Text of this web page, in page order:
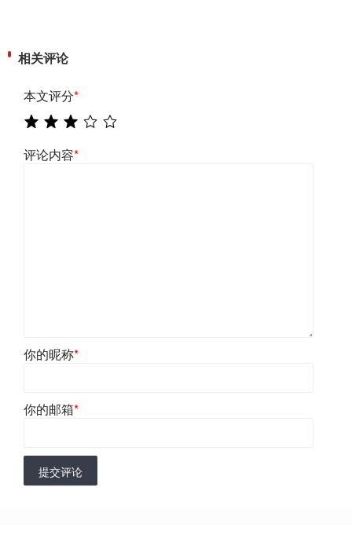
相关评论
本文评分*
评论内容*
你的昵称*
你的邮箱*
提交评论